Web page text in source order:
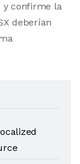
y confirme la
deberían